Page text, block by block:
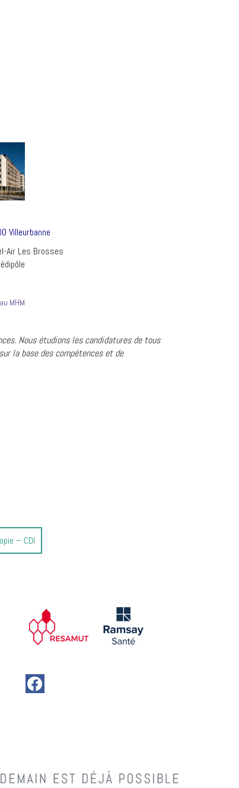
Villeurbanne
Bel-Air Les Brosses
MHM
Nous étudions les candidatures de tous
la base des compétences et de
– CDI